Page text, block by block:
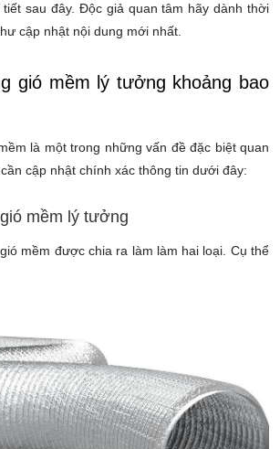
sau đây. Độc giả quan tâm hãy dành thời
cập nhật nội dung mới nhất.
gió mềm lý tưởng khoảng bao
là một trong những vấn đề đặc biệt quan
cập nhật chính xác thông tin dưới đây:
mềm lý tưởng
mềm được chia ra làm làm hai loại. Cụ thể